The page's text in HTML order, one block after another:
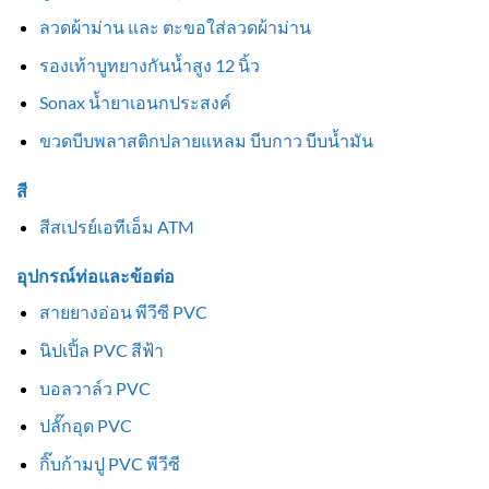
ลวดผ้าม่าน และ ตะขอใส่ลวดผ้าม่าน
รองเท้าบูทยางกันน้ำสูง 12 นิ้ว
Sonax น้ำยาเอนกประสงค์
ขวดบีบพลาสติกปลายแหลม บีบกาว บีบน้ำมัน
สี
สีสเปรย์เอทีเอ็ม ATM
อุปกรณ์ท่อและข้อต่อ
สายยางอ่อน พีวีซี PVC
นิปเปิ้ล PVC สีฟ้า
บอลวาล์ว PVC
ปลั๊กอุด PVC
กิ๊บก้ามปู PVC พีวีซี